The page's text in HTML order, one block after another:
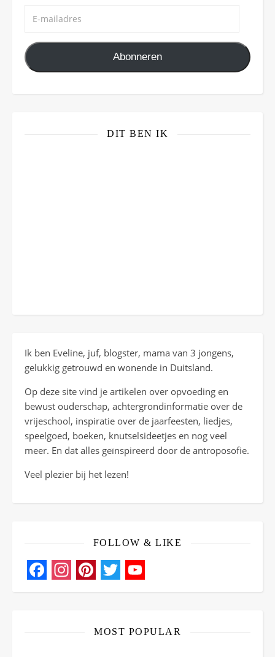
Abonneren
DIT BEN IK
Ik ben Eveline, juf, blogster, mama van 3 jongens,
gelukkig getrouwd en wonende in Duitsland.
Op deze site vind je artikelen over opvoeding en
bewust ouderschap, achtergrondinformatie over de
vrijeschool, inspiratie over de jaarfeesten, liedjes,
speelgoed, boeken, knutselsideetjes en nog veel
meer. En dat alles geïnspireerd door de antroposofie.
Veel plezier bij het lezen!
FOLLOW & LIKE
Facebook
Instagram
Pinterest
Twitter
YouTube
MOST POPULAR